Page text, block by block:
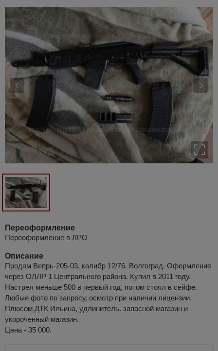
Переоформление
Переоформление в ЛРО
Описание
Продам Вепрь-205-03, калибр 12/76. Волгоград. Оформление
через ОЛЛР 1 Центрального района. Купил в 2011 году.
Настрел меньше 500 в первый год, потом стоял в сейфе.
Любые фото по запросу, осмотр при наличии лицензии.
Плюсом ДТК Ильина, удлинитель. запасной магазин и
укороченный магазин.
Цена - 35 000.